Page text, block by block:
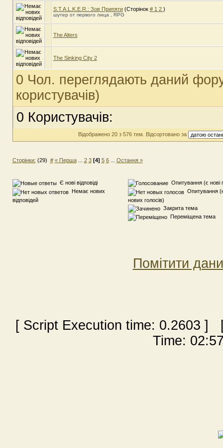
S.T.A.L.K.E.R.: Зов Припяти (Сторінок # 1 2 )
шутер от первого лица , RPG
The Alters
The Sinking City 2
0 Чол. переглядають даний
користувачів)
0 Користувачів:
Відображено 20 з 576 тем. Відсортовано за
Сторінки: (29) # « Перша... 2 3 [4] 5 6... Остання »
Є нові відповіді
Немає нових
відповідей
Опитування (є нові
Опитування
нових голосів)
Закрита тема
Переміщена тема
Помітити
[ Script Execution time: 0.2603 ] [
Time: